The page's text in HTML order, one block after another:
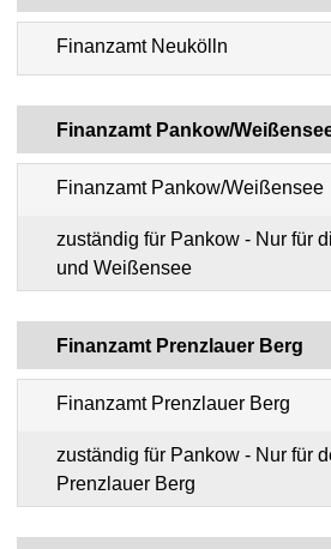
Finanzamt Neukölln
Finanzamt Pankow/
Finanzamt Pankow/Weißensee
zuständig für Pankow - Nur für die Ortsteile Pankow
und Weißensee
Finanzamt Prenzlauer Berg
Finanzamt Prenzlauer Berg
zuständig für Pankow - Nur für den Ortsteil
Prenzlauer Berg